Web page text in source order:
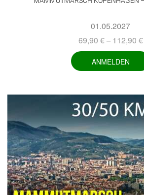
01.05.2027
69,90 € –112,90 €
ANMELDEN